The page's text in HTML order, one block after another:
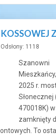
Odsłony: 1118
Szanowni
2025 r. most
470018K)
zamknięty
To